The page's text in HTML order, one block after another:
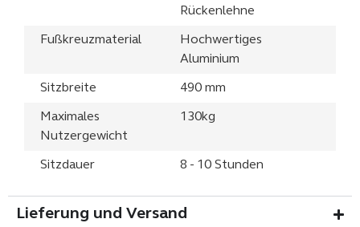
Rückenlehne
Fußkreuzmaterial
Hochwertiges
Aluminium
Sitzbreite 490 mm
Maximales
Nutzergewicht
130kg
Sitzdauer 8 - 10 Stunden
Lieferung und Versand